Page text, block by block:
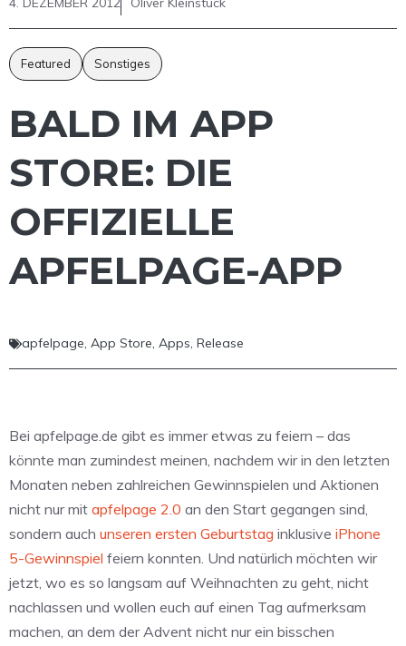
Featured Sonstiges
BALD IM APP
STORE: DIE
OFFIZIELLE
APFELPAGE-APP
apfelpage, App Store, Apps, Release
Bei apfelpage.de gibt es immer etwas zu feiern – das
könnte man zumindest meinen, nachdem wir in den letzten
Monaten neben zahlreichen Gewinnspielen und Aktionen
nicht nur mit apfelpage 2.0 an den Start gegangen sind,
sondern auch unseren ersten Geburtstag inklusive iPhone
5-Gewinnspiel feiern konnten. Und natürlich möchten wir
jetzt, wo es so langsam auf Weihnachten zu geht, nicht
nachlassen und wollen euch auf einen Tag aufmerksam
machen, an dem der Advent nicht nur ein bisschen